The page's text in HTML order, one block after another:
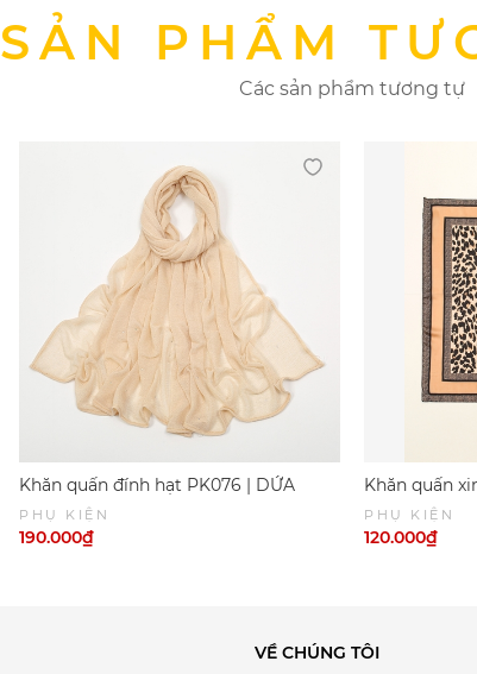
SẢN PHẨM
Các sản phẩm tương tự
Khăn quấn đính hạt PK076 | DỨA
BIKINI & SPORTWEAR
PHỤ KIỆN
190.000₫
Khăn quấn
PHỤ KIỆN
120.000₫
VỀ CHÚNG TÔI